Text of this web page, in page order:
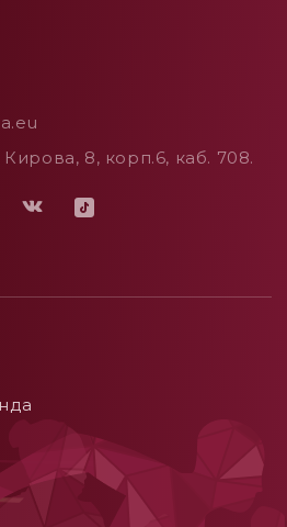
8, корп.6, каб. 708.